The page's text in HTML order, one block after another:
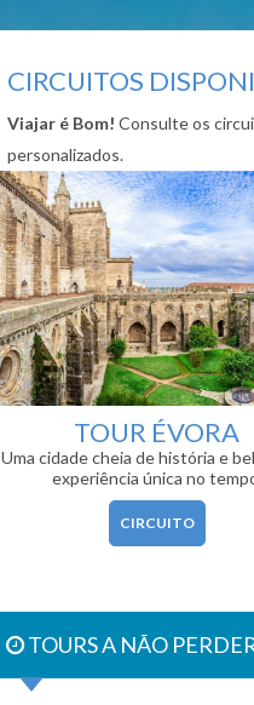
CIRCUITOS
Viajar é Bom! Consulte os
personalizados.
TOUR ÉVORA
Uma cidade cheia de história e
experiência única no
CIRCUITO
TOURS A NÃO